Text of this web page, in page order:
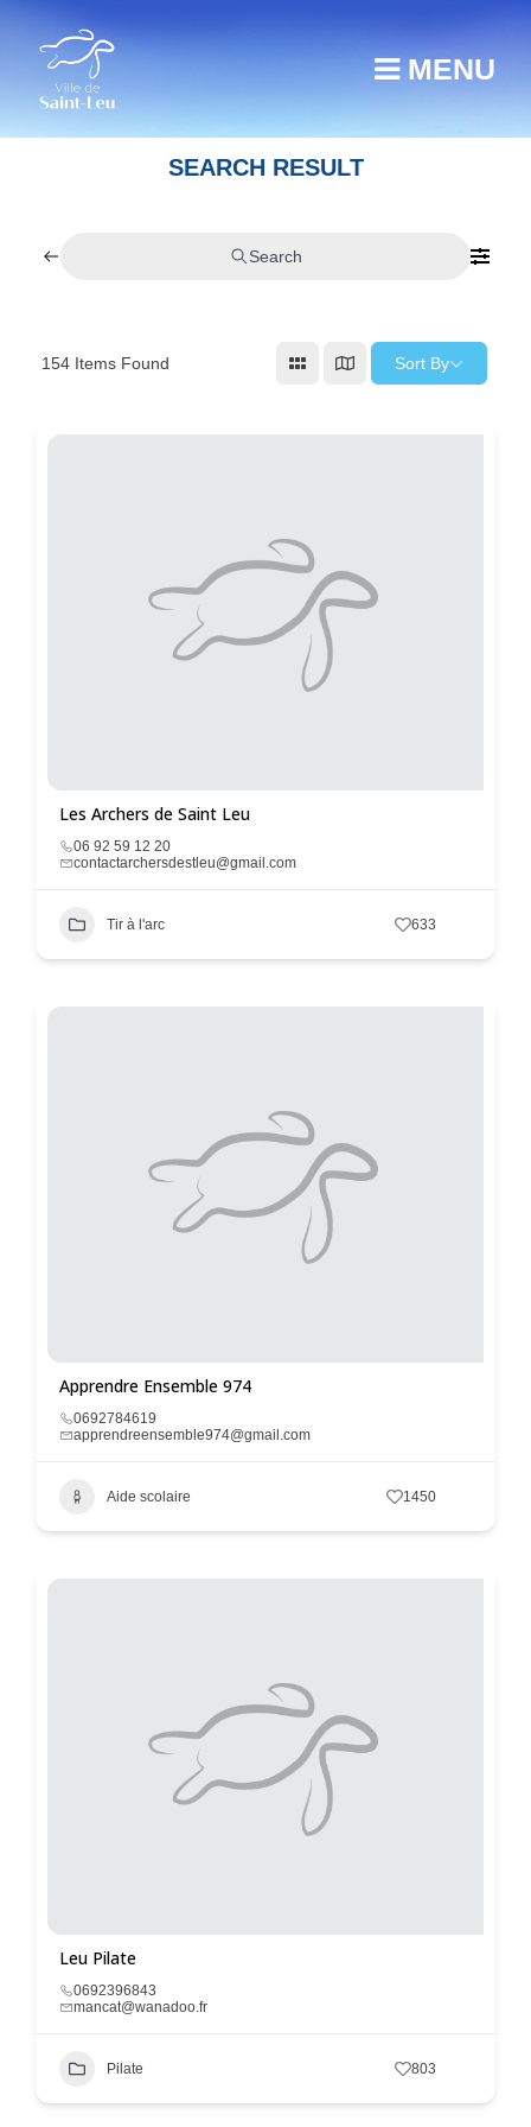
MENU
SEARCH RESULT
Search
154 Items Found Sort By
Les Archers de Saint Leu
06 92 59 12 20
contactarchersdestleu@gmail.com
Tir à l'arc 633
Apprendre Ensemble 974
0692784619
apprendreensemble974@gmail.com
Aide scolaire 1450
Leu Pilate
0692396843
mancat@wanadoo.fr
Pilate 803